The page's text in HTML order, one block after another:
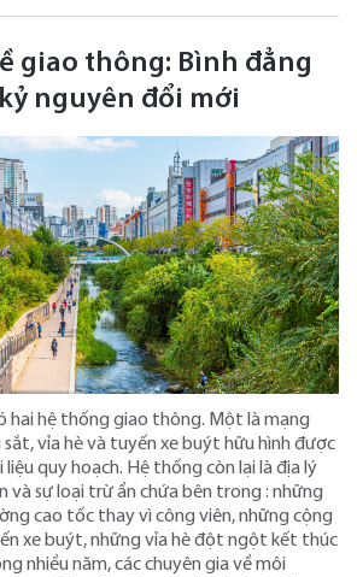
giao thông: Bình đẳng
nguyên đổi mới
hai hệ thống giao thông. Một là mạng
vỉa hè và tuyến xe buýt hữu hình được
quy hoạch. Hệ thống còn lại là địa lý
và sự loại trừ ẩn chứa bên trong : những
cao tốc thay vì công viên, những cộng
xe buýt, những vỉa hè đột ngột kết thúc
nhiều năm, các chuyên gia về môi